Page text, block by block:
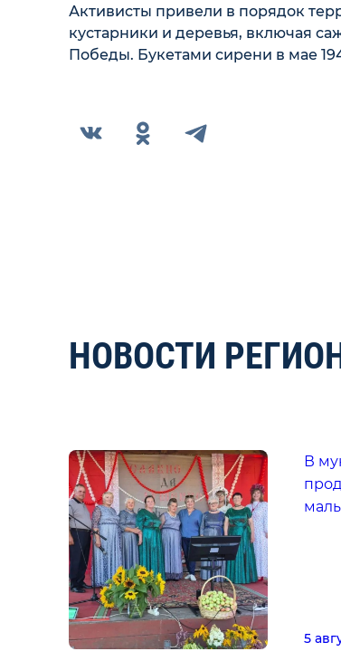
Активисты привели в порядок
кустарники и деревья, включая
Победы. Букетами сирени в мае
НОВОСТИ
В
5